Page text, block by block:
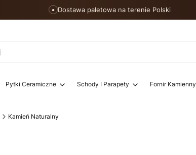
● Dostawa paletowa na terenie Polski
Pytki Ceramiczne Schody I Parapety Fornir Kamienny
Kamień Naturalny